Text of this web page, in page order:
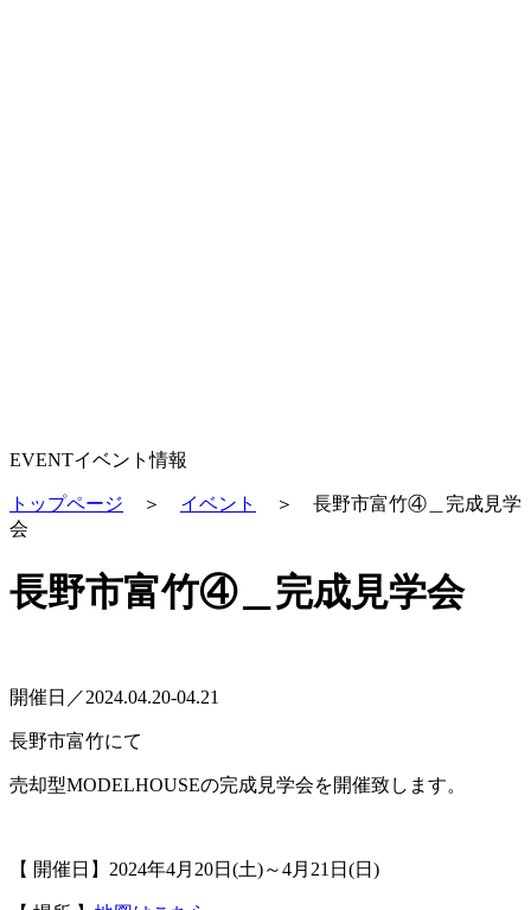
EVENTイベント情報
トップページ ＞ イベント ＞ 長野市富竹④＿完成見学
会
長野市富竹④＿完成見学会
開催日／2024.04.20-04.21
長野市富竹にて
売却型MODELHOUSEの完成見学会を開催致します。
【 開催日】2024年4月20日(土)～4月21日(日)